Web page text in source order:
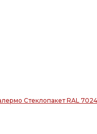
Стеклопакет RAL 7024